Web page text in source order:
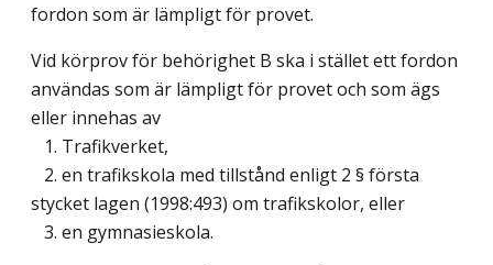
fordon som är lämpligt för provet.
Vid körprov för behörighet B ska i stället ett fordon
användas som är lämpligt för provet och som ägs
eller innehas av
1. Trafikverket,
2. en trafikskola med tillstånd enligt 2 § första
stycket lagen (1998:493) om trafikskolor, eller
3. en gymnasieskola.